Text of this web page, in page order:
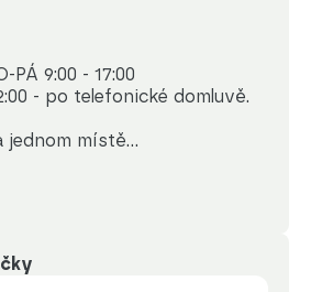
9:00 - 17:00
- po telefonické domluvě.
jednom místě...